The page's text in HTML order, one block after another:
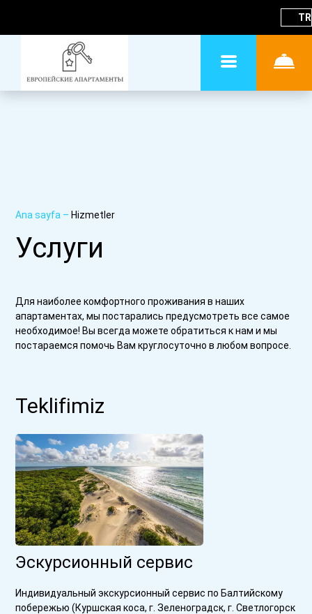
TR
Ana sayfa – Hizmetler
Услуги
Для наиболее комфортного проживания в наших
апартаментах, мы постарались предусмотреть все самое
необходимое! Вы всегда можете обратиться к нам и мы
постараемся помочь Вам круглосуточно в любом вопросе.
Teklifimiz
Эскурсионный сервис
Индивидуальный экскурсионный сервис по Балтийскому
побережью (Куршская коса, г. Зеленоградск, г. Светлогорск